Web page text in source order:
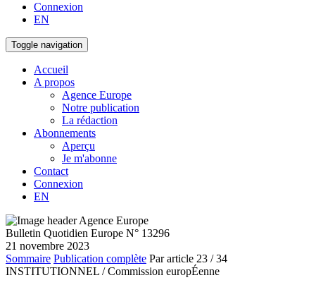
Connexion
EN
Toggle navigation
Accueil
A propos
Agence Europe
Notre publication
La rédaction
Abonnements
Aperçu
Je m'abonne
Contact
Connexion
EN
Bulletin Quotidien Europe N° 13296
21 novembre 2023
Sommaire Publication complète Par article 23 / 34
INSTITUTIONNEL / Commission europÉenne